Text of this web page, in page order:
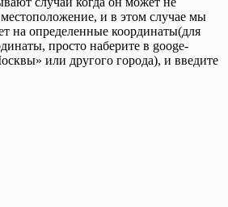
и в этом случае мы
на определенные координаты(для
просто наберите в googe-
или другого города), и введите